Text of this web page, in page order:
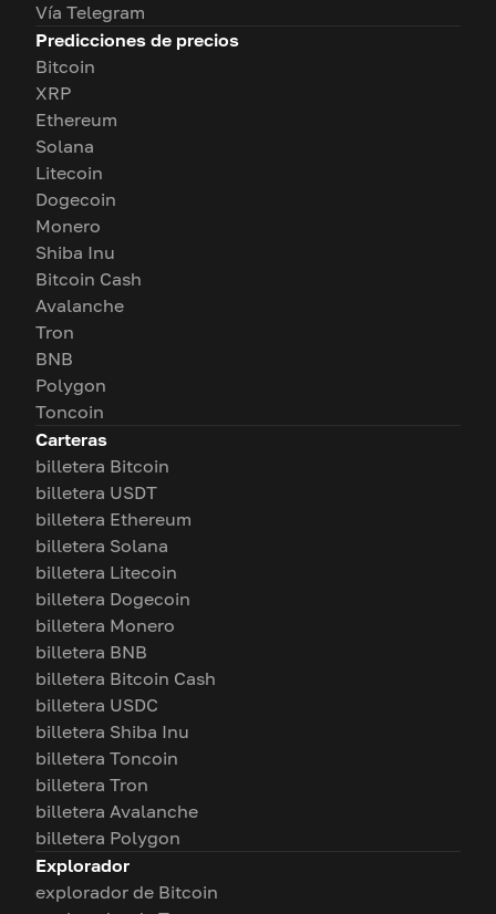
Vía Telegram
Predicciones de precios
Bitcoin
XRP
Ethereum
Solana
Litecoin
Dogecoin
Monero
Shiba Inu
Bitcoin Cash
Avalanche
Tron
BNB
Polygon
Toncoin
Carteras
billetera Bitcoin
billetera USDT
billetera Ethereum
billetera Solana
billetera Litecoin
billetera Dogecoin
billetera Monero
billetera BNB
billetera Bitcoin Cash
billetera USDC
billetera Shiba Inu
billetera Toncoin
billetera Tron
billetera Avalanche
billetera Polygon
Explorador
explorador de Bitcoin